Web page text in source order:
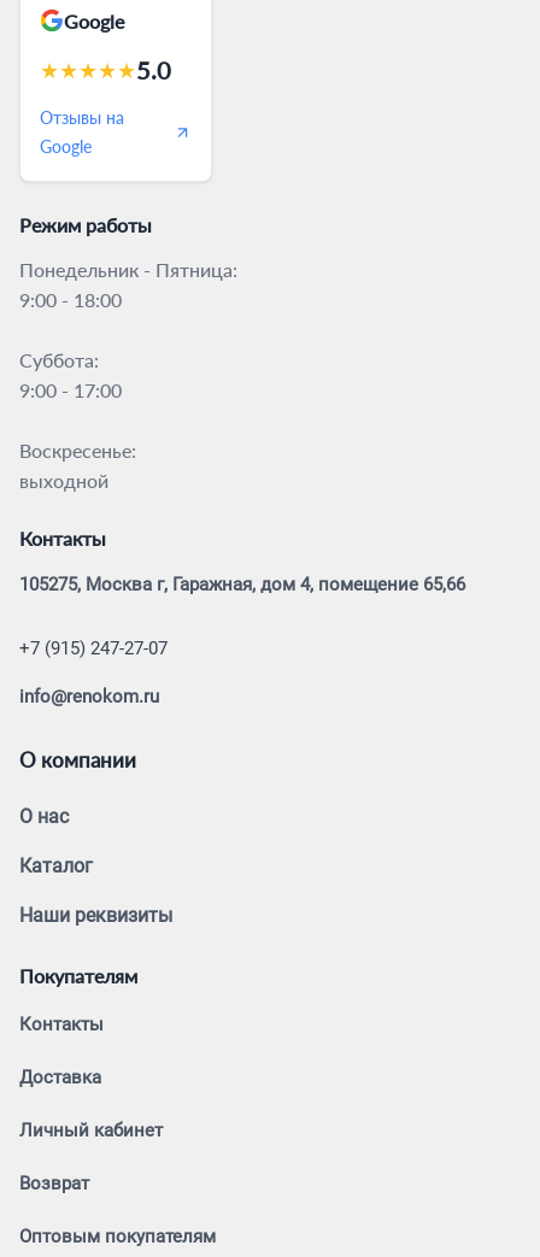
Google
★★★★★5.0
Отзывы на
Google
Режим работы
Понедельник - Пятница:
9:00 - 18:00
Суббота:
9:00 - 17:00
Воскресенье:
выходной
Контакты
105275, Москва г, Гаражная, дом 4, помещение 65,66
+7 (915) 247-27-07
info@renokom.ru
О компании
О нас
Каталог
Наши реквизиты
Покупателям
Контакты
Доставка
Личный кабинет
Возврат
Оптовым покупателям